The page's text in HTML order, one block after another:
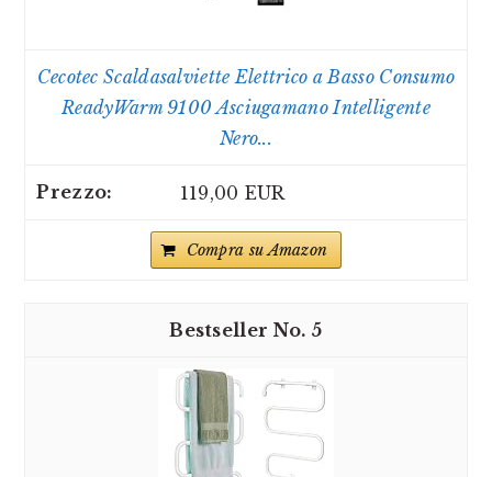
Cecotec Scaldasalviette Elettrico a Basso Consumo
ReadyWarm 9100 Asciugamano Intelligente
Nero...
119,00 EUR
Compra su Amazon
5